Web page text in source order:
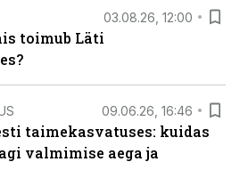
03.08.26, 12:00
toimub Läti
09.06.26, 16:46
taimekasvatuses: kuidas
valmimise aega ja